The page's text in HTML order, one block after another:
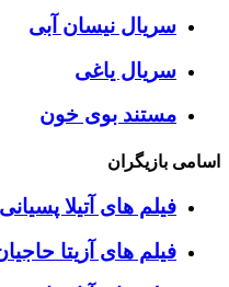
سریال نیسان آبی
سریال یاغی
مستند بوی خون
اسامی بازیگران
فیلم های آتیلا پسیانی
فیلم های آزیتا